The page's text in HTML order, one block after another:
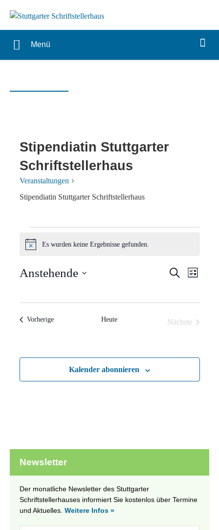
Menü
Stipendiatin Stuttgarter
Schriftstellerhaus
Veranstaltungen
Stipendiatin Stuttgarter Schriftstellerhaus
Veranstaltungen
Hinweis
Es wurden keine Ergebnisse gefunden.
SucheListe
Anstehende
wählen.
VorherigeVeranstaltungen Heute
Nächste
Kalender abonnieren
Newsletter
Der monatliche Newsletter des Stuttgarter
Schriftstellerhauses informiert Sie kostenlos über Termine
und Aktuelles. Weitere Infos »